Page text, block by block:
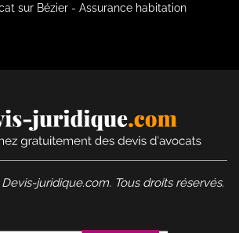
sur Bézier - Assurance habitation
juridique.com. Tous droits réservés.